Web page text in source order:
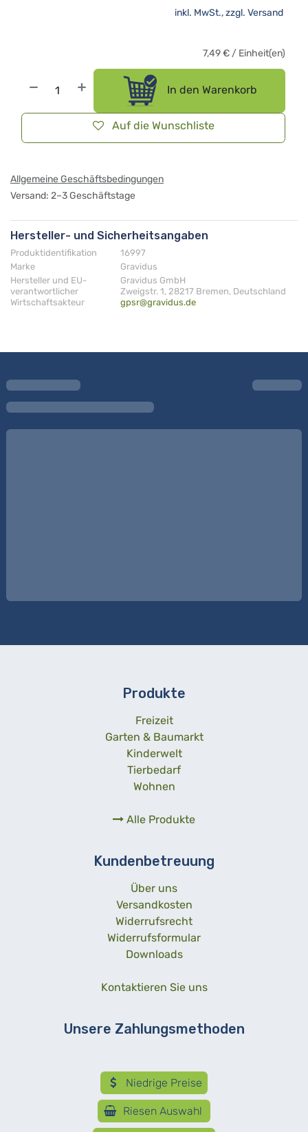
In den Warenkorb
Auf die Wunschliste
inkl. MwSt., zzgl. Versand
7,49€ / Einheit(en)
Allgemeine Geschäftsbedingungen
Versand: 2–3 Geschäftstage
Hersteller- und Sicherheitsangaben
Produktidentifikation
16997
Marke
Gravidus
Hersteller und EU-
verantwortlicher
Wirtschaftsakteur
Gravidus GmbH
Zweigstr. 1, 28217 Bremen, Deutschland
gpsr@gravidus.de
Produkte
Freizeit
Garten & Baumarkt
Kinderwelt
Tierbedarf
Wohnen
Alle Produkte
Kundenbetreuung
Über uns
Versandkosten
Widerrufsrecht
Widerrufsformular
Downloads
Kontaktieren Sie uns
Unsere Zahlungsmethoden
Niedrige Preise
Riesen Auswahl